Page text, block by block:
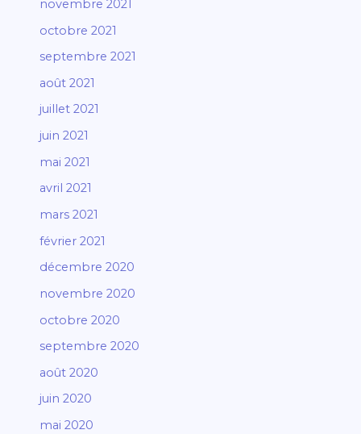
novembre 2021
octobre 2021
septembre 2021
août 2021
juillet 2021
juin 2021
mai 2021
avril 2021
mars 2021
février 2021
décembre 2020
novembre 2020
octobre 2020
septembre 2020
août 2020
juin 2020
mai 2020